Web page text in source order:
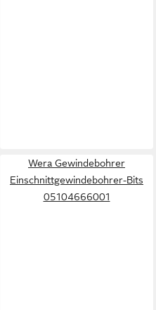
Wera Gewindebohrer
Einschnittgewindebohrer-Bits
05104666001